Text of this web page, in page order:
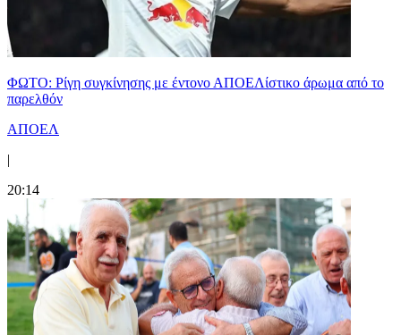
ΦΩΤΟ: Ρίγη συγκίνησης με έντονο ΑΠΟΕΛίστικο άρωμα από το
παρελθόν
ΑΠΟΕΛ
|
20:14